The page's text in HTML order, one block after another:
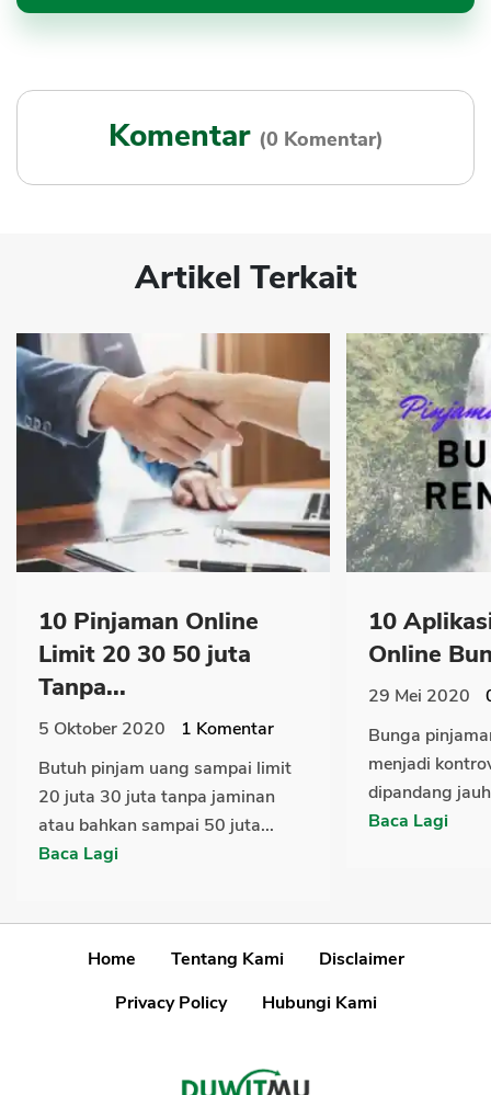
Komentar (0 Komentar)
Artikel Terkait
10 Pinjaman Online
Limit 20 30 50 juta
Tanpa...
5 Oktober 2020 1 Komentar
Butuh pinjam uang sampai limit
20 juta 30 juta tanpa jaminan
atau bahkan sampai 50 juta...
Baca Lagi
10
Online
29 Mei 2020
Bunga
menjadi
dipandang
Baca Lagi
Home Tentang Kami
Disclaimer
Privacy Policy
Hubungi Kami